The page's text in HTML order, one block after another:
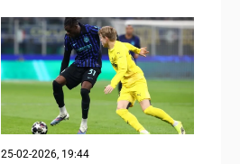
25-02-2026, 19:44